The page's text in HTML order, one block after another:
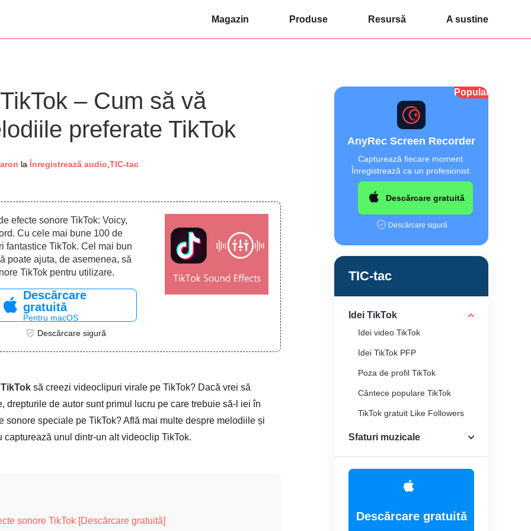
Magazin Produse Resursă A sustine
Popular
AnyRec Screen Recorder
Capturează fiecare moment.
Înregistrează ca un profesionist.
Descărcare gratuită
Descărcare sigură
TIC-tac
Idei TikTok
Idei video TikTok
Idei TikTok PFP
Poza de profil TikTok
Cântece populare TikTok
TikTok gratuit Like Followers
Faceți un TikTok să devină
Sfaturi muzicale
Descărcare gratuită
– Cum să vă
preferate TikTok
la Înregistrează audio,TIC-tac
efecte sonore TikTok: Voicy,
Cu cele mai bune 100 de
fantastice TikTok. Cel mai bun
poate ajuta, de asemenea, să
TikTok pentru utilizare.
Descărcare
gratuită
Pentru macOS
Descărcare sigură
să creezi videoclipuri virale pe TikTok? Dacă vrei să
drepturile de autor sunt primul lucru pe care trebuie să-l iei în
sonore speciale pe TikTok? Află mai multe despre melodiile și
unul dintr-un alt videoclip TikTok.
sonore TikTok [Descărcare gratuită]